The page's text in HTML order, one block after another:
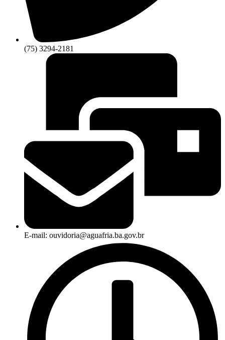
(75) 3294-2181
E-mail: ouvidoria@aguafria.ba.gov.br